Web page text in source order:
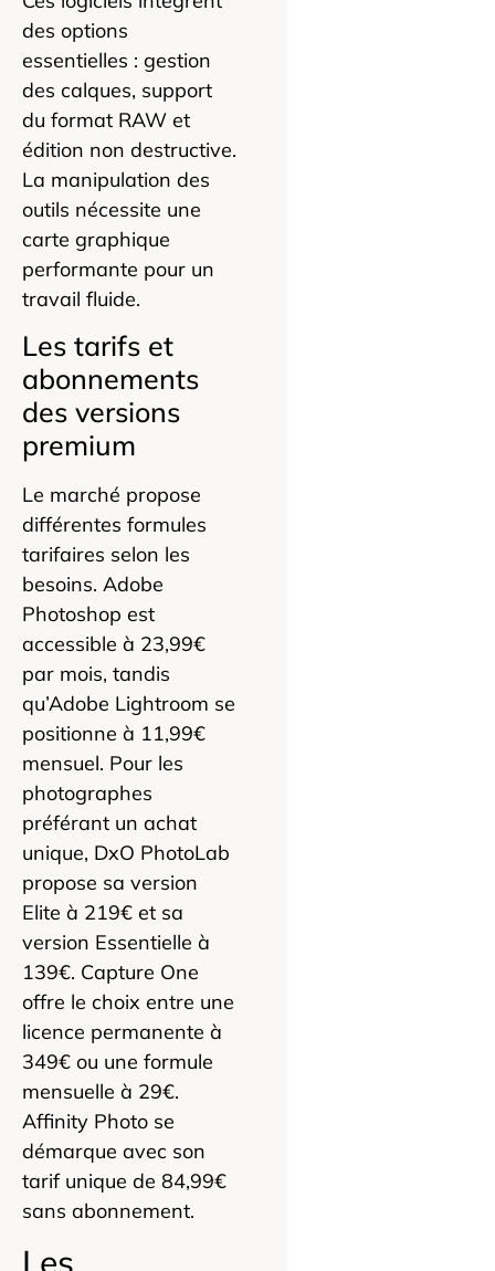
des options
essentielles : gestion
des calques, support
du format RAW et
édition non destructive.
La manipulation des
outils nécessite une
carte graphique
performante pour un
travail fluide.
Les tarifs et
abonnements
des versions
premium
Le marché propose
différentes formules
tarifaires selon les
besoins. Adobe
Photoshop est
accessible à 23,99€
par mois, tandis
qu’Adobe Lightroom se
positionne à 11,99€
mensuel. Pour les
photographes
préférant un achat
unique, DxO PhotoLab
propose sa version
Elite à 219€ et sa
version Essentielle à
139€. Capture One
offre le choix entre une
licence permanente à
349€ ou une formule
mensuelle à 29€.
Affinity Photo se
démarque avec son
tarif unique de 84,99€
sans abonnement.
Les